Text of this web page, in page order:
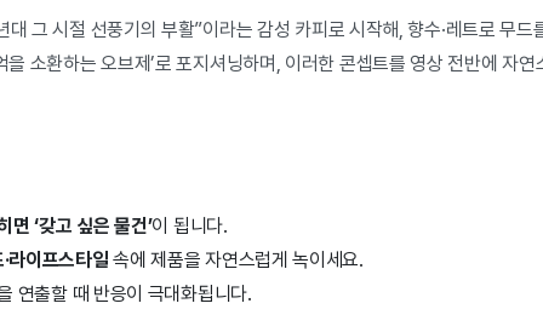
대 그 시절 선풍기의 부활”이라는 감성 카피로 시작해, 향수·레트로 무드
을 소환하는 오브제’로 포지셔닝하며, 이러한 콘셉트를 영상 전반에 자
면 ‘갖고 싶은 물건’이 됩니다.
라이프스타일 속에 제품을 자연스럽게 녹이세요.
연출할 때 반응이 극대화됩니다.